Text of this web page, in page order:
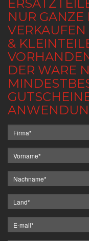
NUR GANZE
&
DER WARE